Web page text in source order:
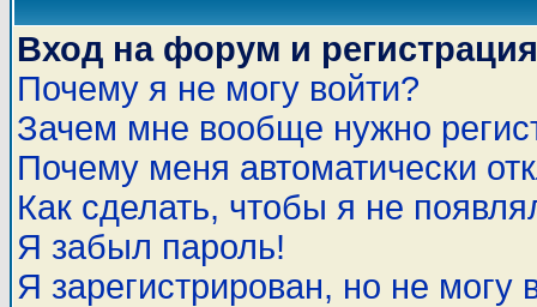
Вход на форум и регистрация
Почему я не могу войти?
Зачем мне вообще нужно
Почему меня автоматически
Как сделать, чтобы я не
Я забыл пароль!
Я зарегистрирован, но не могу